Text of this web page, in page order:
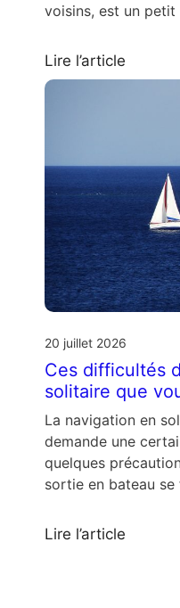
voisins, est un
Lire l’article
20 juillet 2026
Ces difficultés
solitaire que
La navigation en
demande une
quelques
sortie en bateau
Lire l’article